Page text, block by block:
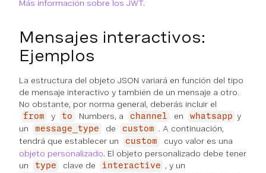
Más información sobre los JWT.
Mensajes interactivos:
Ejemplos
La estructura del objeto JSON variará en función del tipo
de mensaje interactivo y también de un mensaje a otro.
No obstante, por norma general, deberás incluir el
from y to Numbers, a channel en whatsapp y
un
message_type de custom
. A continuación,
tendrá que establecer un
custom
cuyo valor es una
objeto personalizado. El objeto personalizado debe tener
un
type clave de interactive , y un